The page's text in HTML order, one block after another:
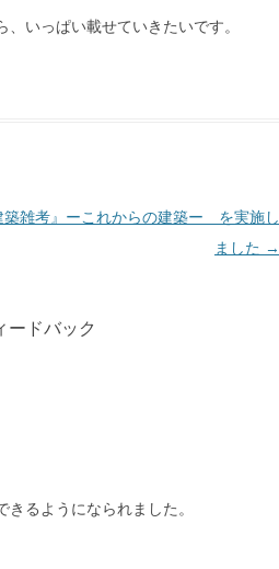
いっぱい載せていきたいです。
築雑考』ーこれからの建築ー を実施し
ました →
ードバック
るようになられました。